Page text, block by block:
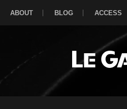
ABOUT BLOG ACCESS